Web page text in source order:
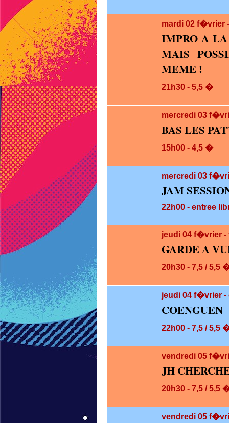
mardi 02 f�vrier
IMPRO A LA
MAIS
MEME !
21h30 - 5,5 �
mercredi 03
BAS LES
15h00 - 4,5 �
mercredi 03
JAM
22h00 - entree
jeudi 04 f�vrier
GARDE A
20h30 - 7,5 / 5,5
jeudi 04 f�vrier -
COENGUEN
22h00 - 7,5 / 5,5
vendredi 05
JH
20h30 - 7,5 / 5,5
vendredi 05